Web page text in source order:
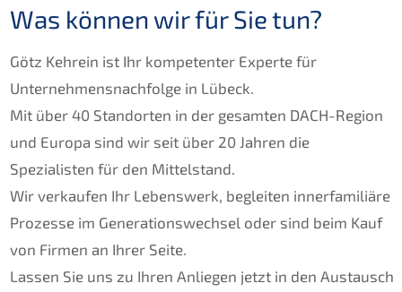
Was können wir für Sie tun?
Götz Kehrein ist Ihr kompetenter Experte für
Unternehmensnachfolge in Lübeck.
Mit über 40 Standorten in der gesamten DACH-Region
und Europa sind wir seit über 20 Jahren die
Spezialisten für den Mittelstand.
Wir verkaufen Ihr Lebenswerk, begleiten innerfamiliäre
Prozesse im Generationswechsel oder sind beim Kauf
von Firmen an Ihrer Seite.
Lassen Sie uns zu Ihren Anliegen jetzt in den Austausch